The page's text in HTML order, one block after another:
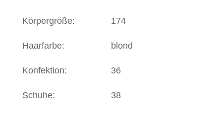
Körpergröße: 174
Haarfarbe: blond
Konfektion: 36
Schuhe: 38